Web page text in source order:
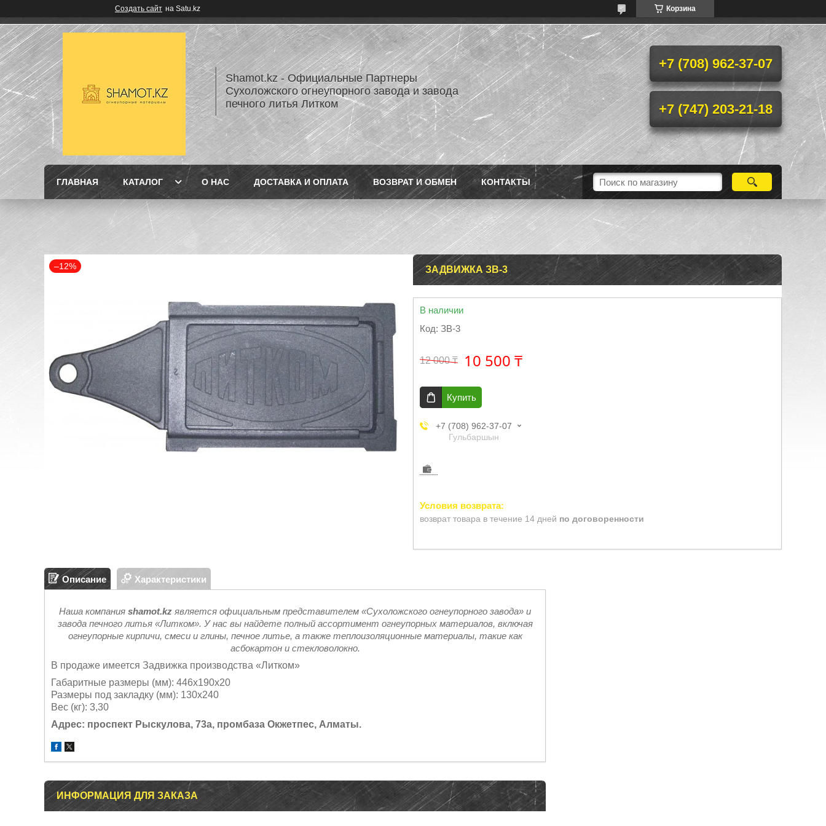
Создать сайт на Satu.kz Корзина
Shamot.kz - Официальные Партнеры
Сухоложского огнеупорного завода и завода
печного литья Литком
+7 (708) 962-37-07
+7 (747) 203-21-18
ГЛАВНАЯ КАТАЛОГ О НАС ДОСТАВКА И ОПЛАТА ВОЗВРАТ И ОБМЕН КОНТАКТЫ
–12% ЗАДВИЖКА ЗВ-3
В наличии
Код: ЗВ-3
12 000 ₸ 10 500 ₸
Купить
+7 (708) 962-37-07
Гульбаршын
возврат товара в течение 14 дней по договоренности
Описание Характеристики
Наша компания shamot.kz является официальным представителем «Сухоложского огнеупорного завода» и
завода печного литья «Литком». У нас вы найдете полный ассортимент огнеупорных материалов, включая
огнеупорные кирпичи, смеси и глины, печное литье, а также теплоизоляционные материалы, такие как
асбокартон и стекловолокно.
В продаже имеется Задвижка производства «Литком»
Габаритные размеры (мм): 446х190х20
Размеры под закладку (мм): 130х240
Вес (кг): 3,30
Адрес: проспект Рыскулова, 73а, промбаза Окжетпес, Алматы.
ИНФОРМАЦИЯ ДЛЯ ЗАКАЗА